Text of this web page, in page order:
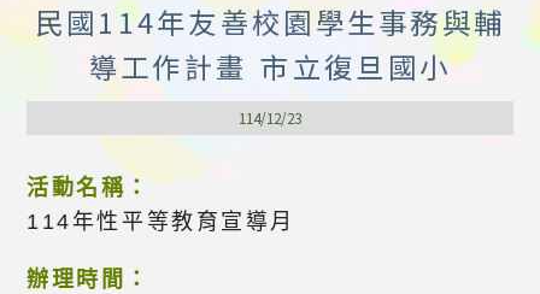
民國114年友善校園學生事務與輔
導工作計畫 市立復旦國小
114/12/23
活動名稱：
114年性平等教育宣導月
辦理時間：